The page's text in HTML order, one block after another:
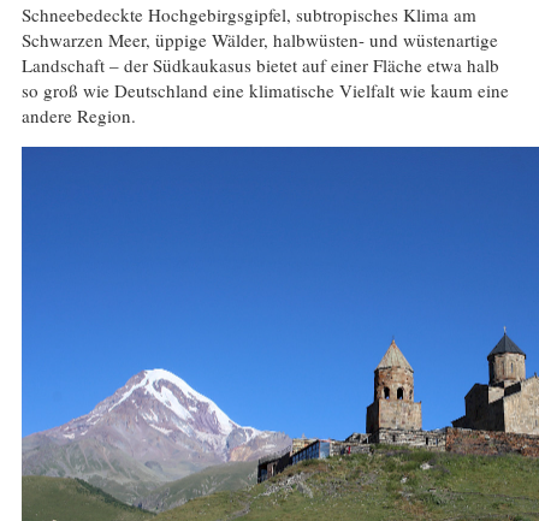
Schneebedeckte Hochgebirgsgipfel, subtropisches Klima am
Schwarzen Meer, üppige Wälder, halbwüsten- und wüstenartige
Landschaft – der Südkaukasus bietet auf einer Fläche etwa halb
so groß wie Deutschland eine klimatische Vielfalt wie kaum eine
andere Region.